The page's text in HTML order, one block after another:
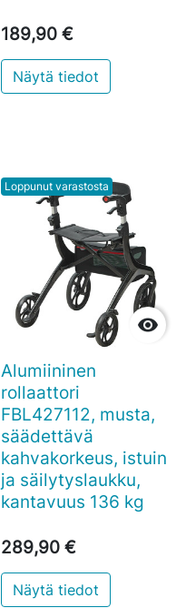
189,90 €
Näytä tiedot
Loppunut varastosta

Alumiininen
rollaattori
FBL427112, musta,
säädettävä
kahvakorkeus, istuin
ja säilytyslaukku,
kantavuus 136 kg
289,90 €
Näytä tiedot